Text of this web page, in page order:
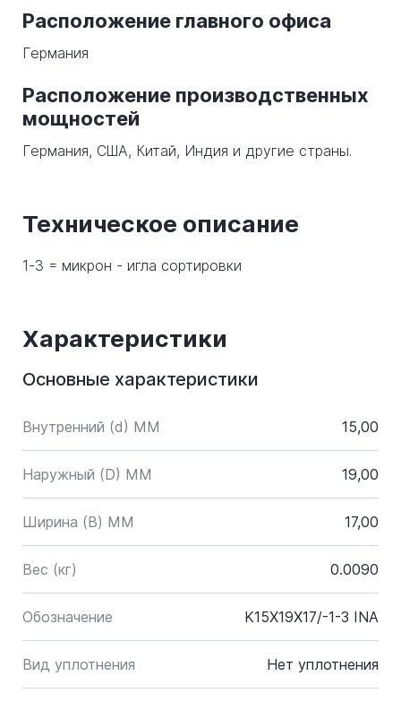
Расположение главного офиса
Германия
Расположение производственных
мощностей
Германия, США, Китай, Индия и другие страны.
Техническое описание
1-3 = микрон - игла сортировки
Характеристики
Основные характеристики
Внутренний (d) ММ 15,00
Наружный (D) ММ 19,00
Ширина (B) MM 17,00
Вес (кг) 0.0090
Обозначение K15X19X17/-1-3 INA
Вид уплотнения Нет уплотнения